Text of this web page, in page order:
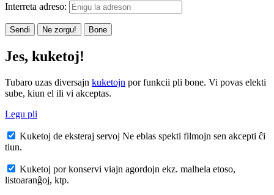
Interreta adreso:
Sendi Ne zorgu! Bone
Jes, kuketoj!
Tubaro uzas diversajn kuketojn por funkcii pli bone. Vi povas elekti
sube, kiun el ili vi akceptas.
Legu pli
Kuketoj de eksteraj servoj Ne eblas spekti filmojn sen akcepti ĉi
tiun.
Kuketoj por konservi viajn agordojn ekz. malhela etoso,
listoaranĝoj, ktp.